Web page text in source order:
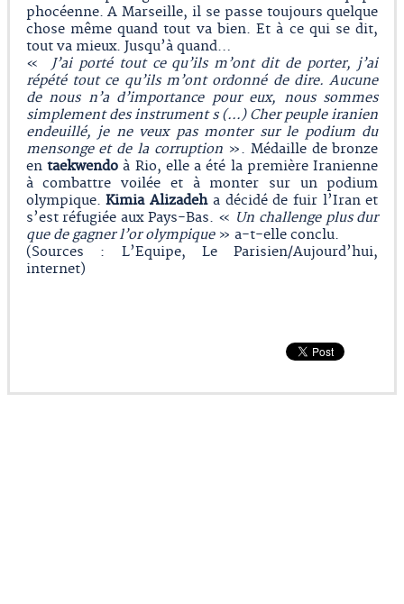
phocéenne. A Marseille, il se passe toujours quelque
chose même quand tout va bien. Et à ce qui se dit,
tout va mieux. Jusqu’à quand…
« J’ai porté tout ce qu’ils m’ont dit de porter, j’ai
répété tout ce qu’ils m’ont ordonné de dire. Aucune
de nous n’a d’importance pour eux, nous sommes
simplement des instrument s (…) Cher peuple iranien
endeuillé, je ne veux pas monter sur le podium du
mensonge et de la corruption ». Médaille de bronze
en taekwendoà Rio, elle a été la première Iranienne
à combattre voilée et à monter sur un podium
olympique.Kimia Alizadeha décidé de fuir l’Iran et
s’est réfugiée aux Pays-Bas. « Un challenge plus dur
que de gagner l’or olympique» a-t-elle conclu.
(Sources : L’Equipe, Le Parisien/Aujourd’hui,
internet)